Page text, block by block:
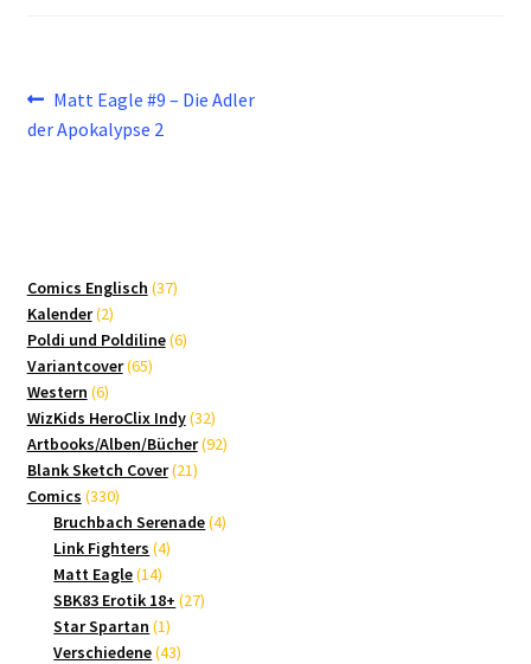
Beitragsnavigation
Vorheriger
Beitrag:
Matt Eagle #9 – Die Adler
der Apokalypse 2
Comics Englisch 3737
Kalender 22
Produkte
Poldi und Poldiline 66
Variantcover 6565
Western 66
Produkte
WizKids HeroClix Indy 3232
Produkte
Artbooks/Alben/Bücher 9292
Blank Sketch Cover 2121
Comics 330330
Produkte
Bruchbach Serenade 44
Link Fighters 44
Matt Eagle 1414
Produkte
SBK83 Erotik 18+ 2727
Star Spartan 11
Produkt
Verschiedene 4343